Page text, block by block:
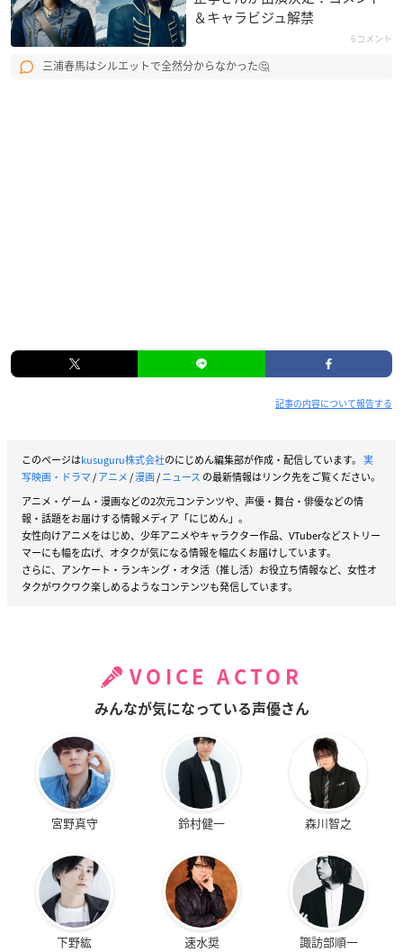
＆キャラビジュ解禁
6コメント
三浦春馬はシルエットで全然分からなかった🤔
記事の内容について報告する
このページはkusuguru株式会社のにじめん編集部が作成・配信しています。 実
写映画・ドラマ/アニメ/漫画/ニュース の最新情報はリンク先をご覧ください。
アニメ・ゲーム・漫画などの2次元コンテンツや、声優・舞台・俳優などの情
報・話題をお届けする情報メディア「にじめん」。
女性向けアニメをはじめ、少年アニメやキャラクター作品、VTuberなどストリー
マーにも幅を広げ、オタクが気になる情報を幅広くお届けしています。
さらに、アンケート・ランキング・オタ活（推し活）お役立ち情報など、女性オ
タクがワクワク楽しめるようなコンテンツも発信しています。
VOICE ACTOR
みんなが気になっている声優さん
宮野真守 鈴村健一 森川智之
下野紘 速水奨 諏訪部順一